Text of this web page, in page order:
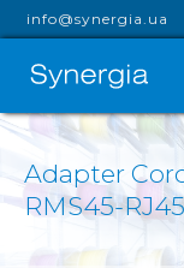
info@synergia.ua
Adapter
RMS45-